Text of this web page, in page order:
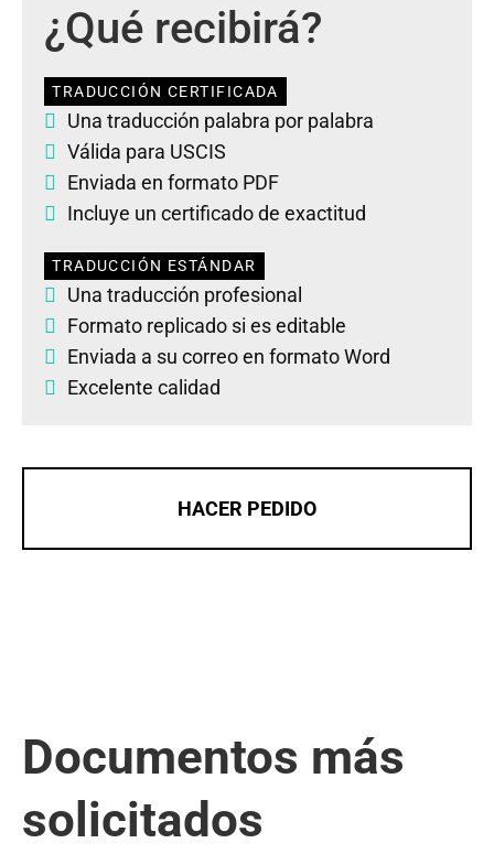
¿Qué recibirá?
TRADUCCIÓN CERTIFICADA
Una traducción palabra por palabra
Válida para USCIS
Enviada en formato PDF
Incluye un certificado de exactitud
TRADUCCIÓN ESTÁNDAR
Una traducción profesional
Formato replicado si es editable
Enviada a su correo en formato Word
Excelente calidad
HACER PEDIDO
Documentos más
solicitados